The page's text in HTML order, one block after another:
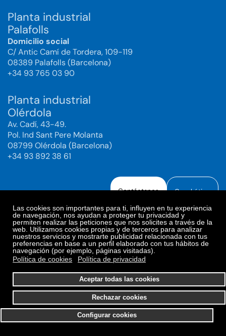
Las cookies son importantes para ti, influyen en tu experiencia
de navegación, nos ayudan a proteger tu privacidad y
permiten realizar las peticiones que nos solicites a través de la
web. Utilizamos cookies propias y de terceros para analizar
nuestros servicios y mostrarte publicidad relacionada con tus
preferencias en base a un perfil elaborado con tus hábitos de
navegación (por ejemplo, páginas visitadas).
Política de cookies
Política de privacidad
Configurar cookies
Aceptar todas las cookies
Rechazar cookies
Planta industrial
Palafolls
Domicilio social
C/ Antic Camí de Tordera, 109-119
08389 Palafolls (Barcelona)
+34 93 765 03 90
Planta industrial
Olérdola
Av. Cadí, 43-49.
Pol. Ind Sant Pere Molanta
08799 Olérdola (Barcelona)
+34 93 892 38 61
Contáctanos Canal ético
Aviso legal
Política de Privacidad
Política de Redes Sociales
Política de cookies
Preferencias de cookies
© 2025. Bioiberica S.A.U. Todos los derechos reservados.